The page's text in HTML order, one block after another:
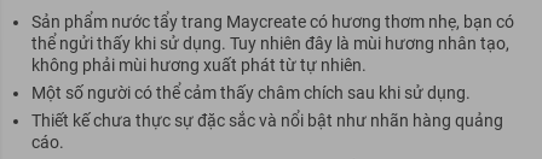
Sản phẩm nước tẩy trang Maycreate có hương thơm nhẹ, bạn có
thể ngửi thấy khi sử dụng. Tuy nhiên đây là mùi hương nhân tạo,
không phải mùi hương xuất phát từ tự nhiên.
Một số người có thể cảm thấy châm chích sau khi sử dụng.
Thiết kế chưa thực sự đặc sắc và nổi bật như nhãn hàng quảng
cáo.